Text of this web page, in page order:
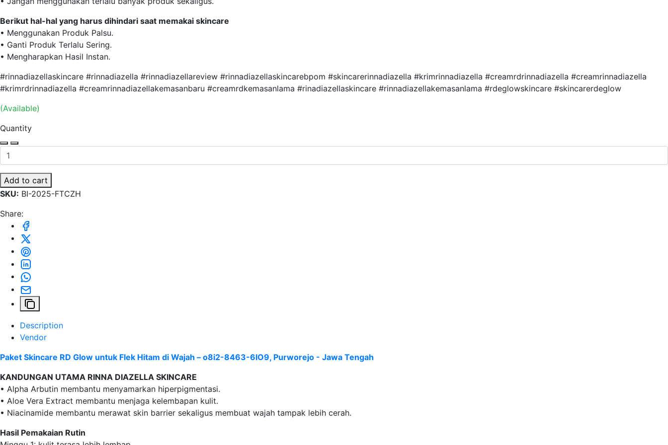
Berikut hal-hal yang harus dihindari saat memakai skincare
• Menggunakan Produk Palsu.
• Ganti Produk Terlalu Sering.
• Mengharapkan Hasil Instan.
#rinnadiazellaskincare #rinnadiazella #rinnadiazellareview #rinnadiazellaskincarebpom #skincarerinnadiazella #krimrinnadiazella #creamrdrinnadiazella #creamrinnadiazella
#krimrdrinnadiazella #creamrinnadiazellakemasanbaru #creamrdkemasanlama #rinadiazellaskincare #rinnadiazellakemasanlama #rdeglowskincare #skincarerdeglow
(Available)
Quantity
Add to cart
SKU: BI-2025-FTCZH
Share:
Description
Vendor
Paket Skincare RD Glow untuk Flek Hitam di Wajah – o8i2-8463-6IO9, Purworejo - Jawa Tengah
KANDUNGAN UTAMA RINNA DIAZELLA SKINCARE
• Alpha Arbutin membantu menyamarkan hiperpigmentasi.
• Aloe Vera Extract membantu menjaga kelembapan kulit.
• Niacinamide membantu merawat skin barrier sekaligus membuat wajah tampak lebih cerah.
Hasil Pemakaian Rutin